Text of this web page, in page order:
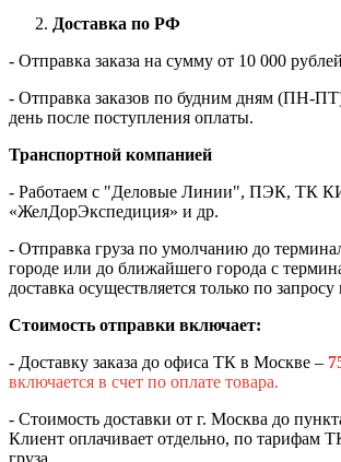
Доставка по РФ
- Отправка заказа на сумму от 10 000
- Отправка заказов по будним дням (ПН-
день после поступления оплаты.
Транспортной компанией
- Работаем с "Деловые Линии", ПЭК, ТК
«ЖелДорЭкспедиция» и др.
- Отправка груза по умолчанию до
городе или до ближайшего города с
доставка осуществляется только по запросу
Стоимость отправки включает:
- Доставку заказа до офиса ТК в Москве –
включается в счет по оплате товара.
- Стоимость доставки от г. Москва до
Клиент оплачивает отдельно, по тарифам
груза.